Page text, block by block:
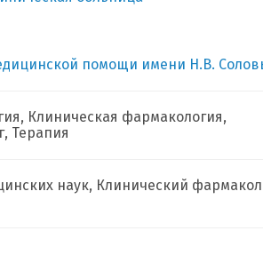
помощи имени Н.В.
Клиническая фармакология,
Терапия
наук, Клинический